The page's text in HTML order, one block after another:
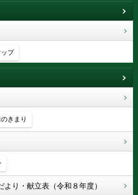
プ
きまり
り・献立表（令和８年度）